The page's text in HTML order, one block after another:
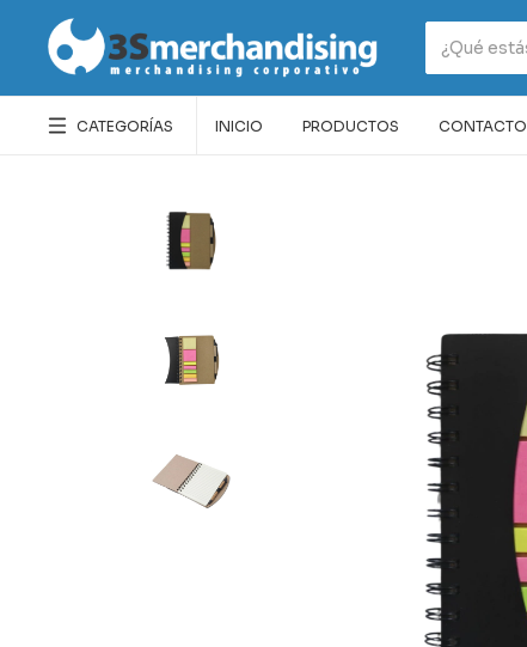
CATEGORÍAS INICIO PRODUCTOS CONTACTO